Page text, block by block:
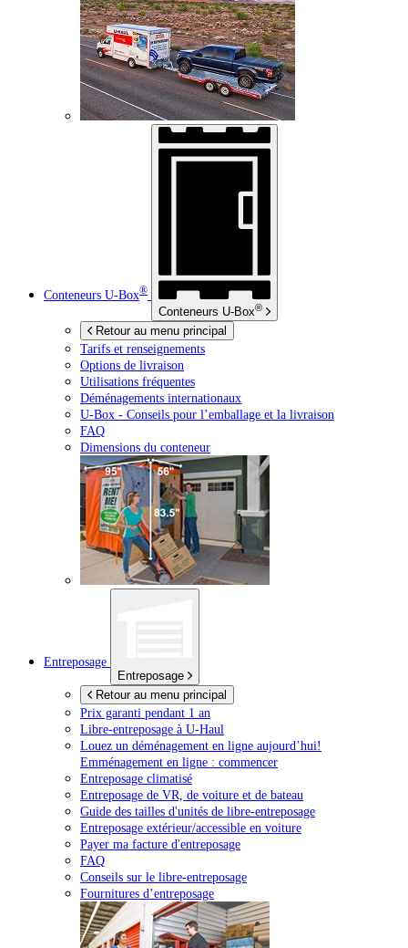
Conteneurs U-Box®
Conteneurs U-Box®
Retour au menu principal
Tarifs et renseignements
Options de livraison
Utilisations fréquentes
Déménagements internationaux
U-Box - Conseils pour l’emballage et la livraison
FAQ
Dimensions du conteneur
Entreposage
Entreposage
Retour au menu principal
Prix garanti pendant 1 an
Libre-entreposage à U-Haul
Louez un déménagement en ligne aujourd’hui!
Emménagement en ligne : commencer
Entreposage climatisé
Entreposage de VR, de voiture et de bateau
Guide des tailles d'unités de libre-entreposage
Entreposage extérieur/accessible en voiture
Payer ma facture d'entreposage
FAQ
Conseils sur le libre-entreposage
Fournitures d’entreposage